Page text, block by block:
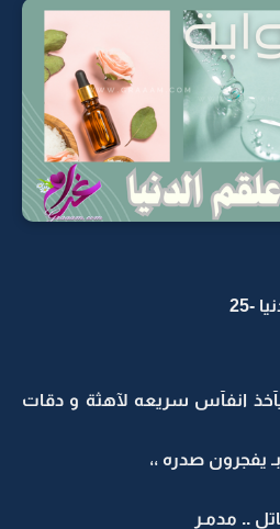
-25
انفآس سريعه لآهثة و دقات
صدره ،،
.. مدمـر